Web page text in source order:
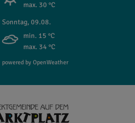
max. 30 °C
Sonntag, 09.08.
min. 15 °C
max. 34 °C
powered by OpenWeather